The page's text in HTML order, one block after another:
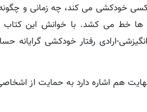
خودکشی می کند، چه زمانی و
ها خط می کشد. با خوانش این کتاب
ارادی رفتار خودکشی گرایانه
هم اشاره دارد به حمایت از